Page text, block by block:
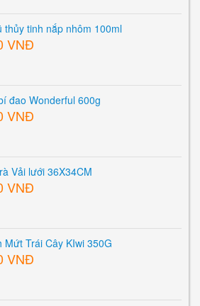
thủy tinh nắp nhôm 100ml
VNĐ
đao Wonderful 600g
VNĐ
Vải lưới 36X34CM
VNĐ
Mứt Trái Cây KIwi 350G
VNĐ